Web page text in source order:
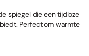
spiegel die een tijdloze
Perfect om warmte